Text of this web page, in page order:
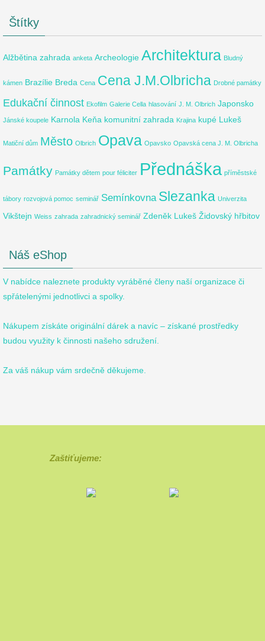
Štítky
Alžbětina zahrada anketa Archeologie Architektura Bludný
kámen Brazílie Breda Cena Cena J.M.Olbricha Drobné památky
Edukační činnost Ekofilm Galerie Cella hlasování J. M. Olbrich Japonsko
Jánské koupele Karnola Keňa komunitní zahrada Krajina kupé Lukeš
Matiční dům Město Olbrich Opava Opavsko Opavská cena J. M. Olbricha
Památky Památky dětem pour féliciter Přednáška příměstské
tábory rozvojová pomoc seminář Semínkovna Slezanka Univerzita
Vikštejn Weiss zahrada zahradnický seminář Zdeněk Lukeš Židovský hřbitov
Náš eShop
V nabídce naleznete produkty vyráběné členy naší organizace či
spřátelenými jednotlivci a spolky.
Nákupem získáte originální dárek a navíc – získané prostředky
budou využity k činnosti našeho sdružení.
Za váš nákup vám srdečně děkujeme.
Zaštiťujeme: